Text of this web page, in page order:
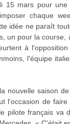
15 mars pour
chaque
idée ne paraît
un pour la
à
l'équipe
nouvelle saison
l'occasion de
pilote français va